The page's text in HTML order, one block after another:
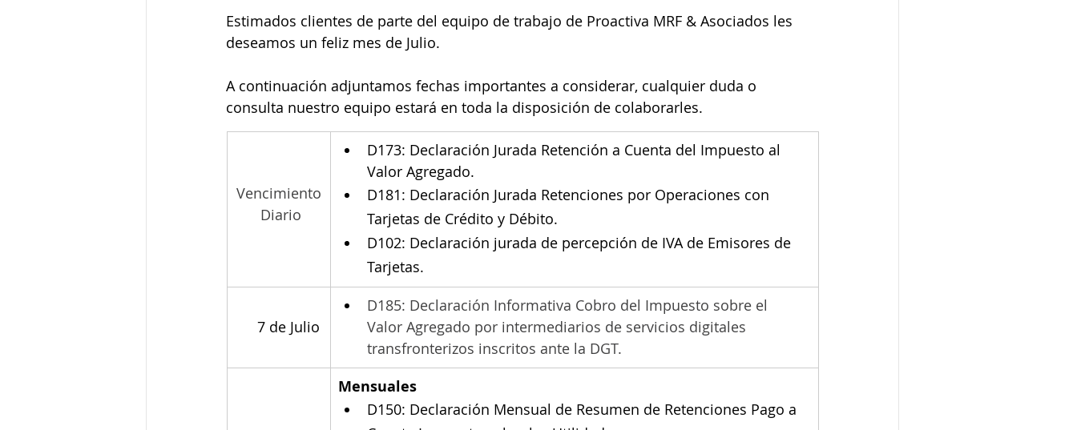
Estimados clientes de parte del equipo de trabajo de Proactiva MRF & Asociados les
deseamos un feliz mes de Julio.
A continuación adjuntamos fechas importantes a considerar, cualquier duda o
consulta nuestro equipo estará en toda la disposición de colaborarles.
Vencimiento
Diario
D173: Declaración Jurada Retención a Cuenta del Impuesto al
Valor Agregado.
D181: Declaración Jurada Retenciones por Operaciones con
Tarjetas de Crédito y Débito.
D102: Declaración jurada de percepción de IVA de Emisores de
Tarjetas.
     7 de Julio
D185: Declaración Informativa Cobro del Impuesto sobre el
Valor Agregado por intermediarios de servicios digitales
transfronterizos inscritos ante la DGT.
​Mensuales
D150: Declaración Mensual de Resumen de Retenciones Pago a